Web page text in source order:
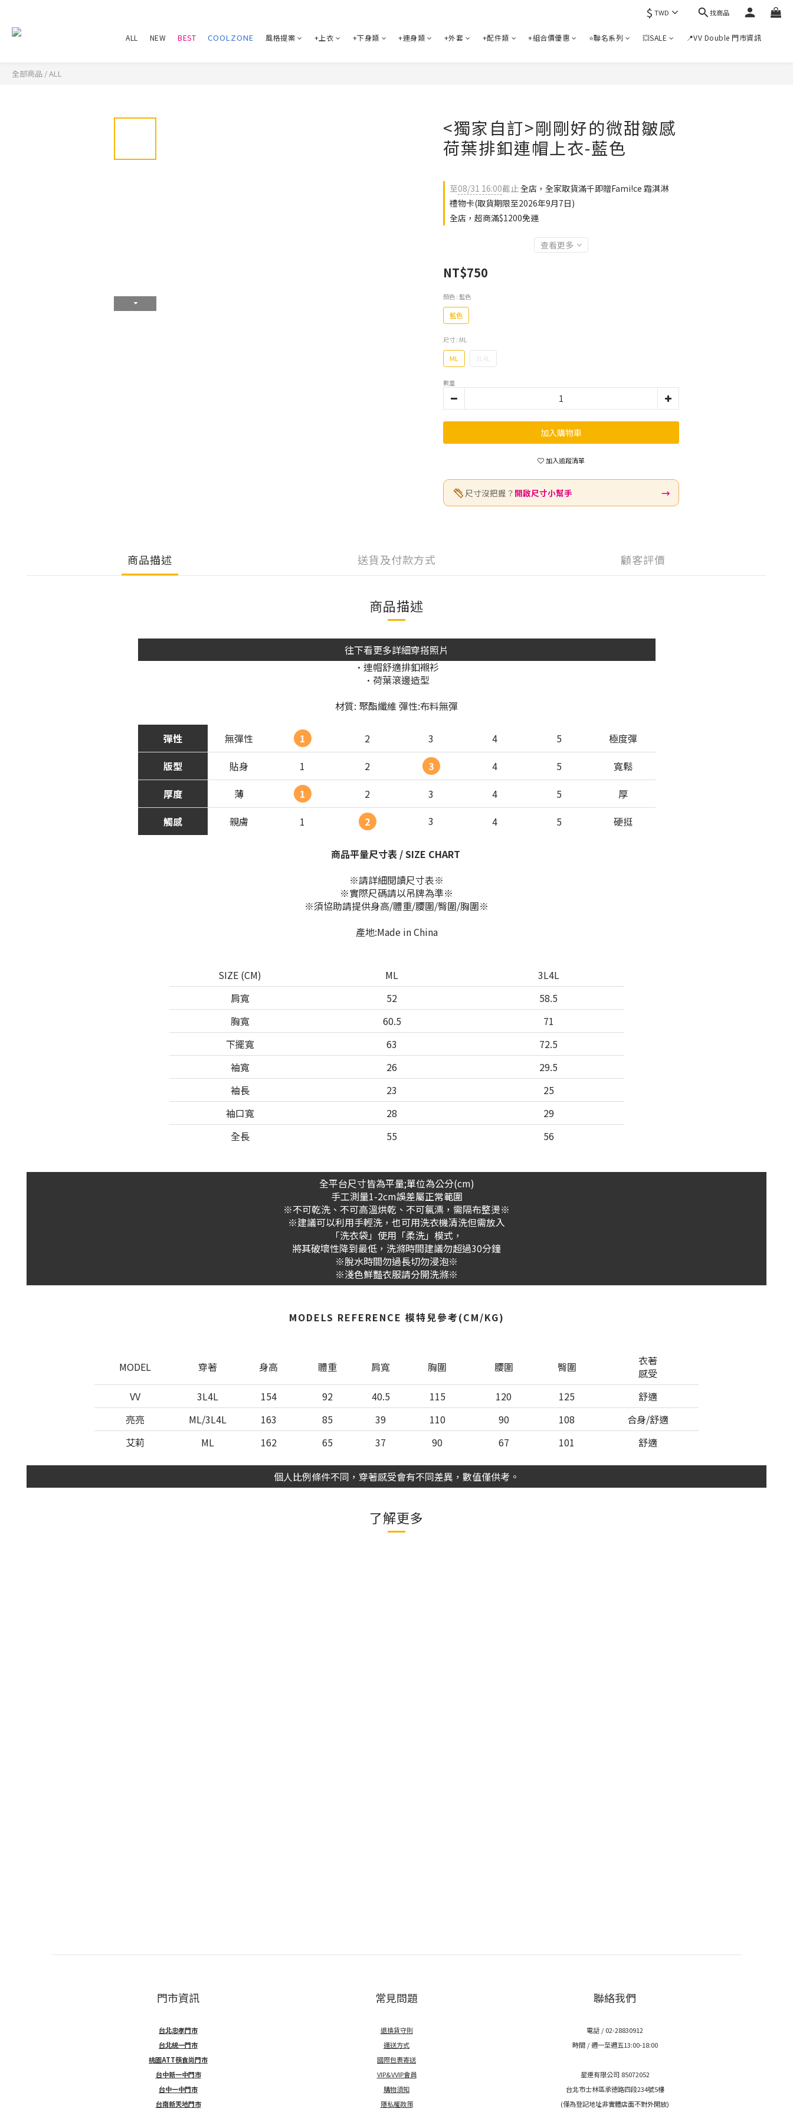
$ TWD 找商品
ALL NEW BEST 風格提案 +上衣 +下身類 +連身類 +外套 +配件類 +組合價優惠 ⭐聯名系列 💥SALE 📍VV Double 門市資訊
全部商品 /ALL
<獨家自訂>剛剛好的微甜皺感
荷葉排釦連帽上衣-藍色
至08/31 16:00截止全店，全家取貨滿千即贈Fami!ce 霜淇淋
禮物卡(取貨期限至2026年9月7日)
全店，超商滿$1200免運
查看更多
NT$750
顏色 : 藍色
藍色
尺寸 : ML
ML 3L4L
數量
加入購物車
加入追蹤清單
尺寸沒把握？ 開啟尺寸小幫手 →
商品描述 送貨及付款方式 顧客評價
商品描述
往下看更多詳細穿搭照片
•連帽舒適排釦襯衫
•荷葉滾邊造型
材質: 聚酯纖維 彈性:布料無彈
彈性 無彈性 1 2 3 4 5
極度彈
版型
貼身 1 2 3 4 5
寬鬆
厚度
薄 1 2 3 4 5
厚
觸感
親膚 1 2 3 4 5 硬挺
商品平量尺寸表 / SIZE CHART
※請詳細閱讀尺寸表※
※實際尺碼請以吊牌為準※
※須協助請提供身高/體重/腰圍/臀圍/胸圍※
產地:Made in China
SIZE (CM) ML
3L4L
肩寬
52
58.5
胸寬
60.5
71
下擺寬
63
72.5
袖寬
26
29.5
袖長
23
25
袖口寬
28
29
全長
55 56
全平台尺寸皆為平量;單位為公分(cm)
手工測量1-2cm誤差屬正常範圍
※不可乾洗、不可高溫烘乾、不可氯漂，需隔布整燙※
※建議可以利用手輕洗，也可用洗衣機清洗但需放入
「洗衣袋」使用「柔洗」模式，
將其破壞性降到最低，洗滌時間建議勿超過30分鐘
※脫水時間勿過長切勿浸泡※
※淺色鮮豔衣服請分開洗滌※
MODELS REFERENCE 模特兒參考(CM/KG)
MODEL 穿著 身高 體重 肩寬 胸圍 腰圍 臀圍
衣著
感受
VV
3L4L 154 92 40.5 115 120 125
舒適
亮亮
ML/3L4L 163 85 39 110 90 108
合身/舒適
艾莉
ML 162 65 37 90 67 101 舒適
個人比例條件不同，穿著感受會有不同差異，數值僅供考。
了解更多
門市資訊
台北忠孝門市
台北統一門市
桃園ATT筷食尚門市
台中新一中門市
台中一中門市
台南新天地門市
常見問題
退換貨守則
運送方式
國際包裹寄送
VIP&VVIP會員
購物須知
隱私權政策
聯絡我們
電話 / 02-28830912
時間 / 週一至週五13:00-18:00
星連有限公司 85072052
台北市士林區承德路四段234號5樓
(僅為登記地址非實體店面不對外開放)